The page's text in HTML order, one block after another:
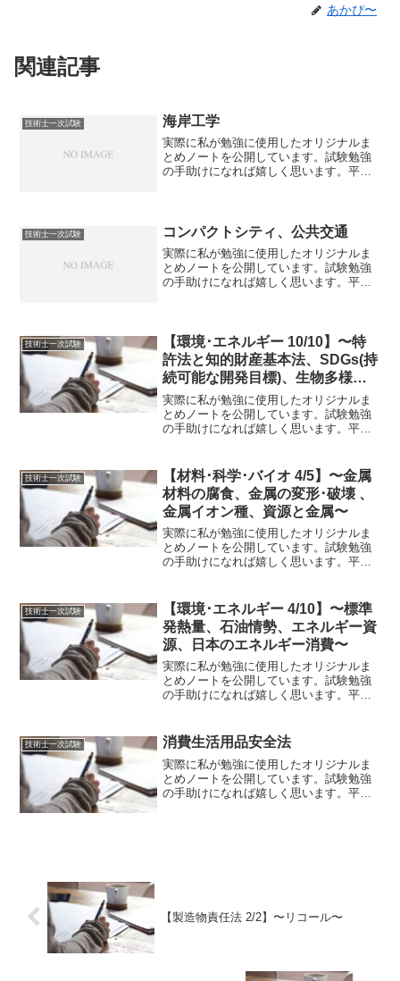
あかぴ〜
関連記事
技術士一次試験 海岸工学
実際に私が勉強に使用したオリジナルま
とめノートを公開しています。試験勉強
の手助けになれば嬉しく思います。平成
形を受けて、波高、波...
技術士一次試験 コンパクトシティ、公共交通
実際に私が勉強に使用したオリジナルま
とめノートを公開しています。試験勉強
の手助けになれば嬉しく思います。平成
化、スプロール化を抑...
技術士一次試験
【環境･エネルギー 10/10】〜特
許法と知的財産基本法、SDGs(持
続可能な開発目標)、生物多様性
の保全、パリ協定〜
実際に私が勉強に使用したオリジナルま
とめノートを公開しています。試験勉強
の手助けになれば嬉しく思います。平成
です。【特許法と知的財産基本法】〇特
許法において発明とは...
技術士一次試験
【材料･科学･バイオ 4/5】〜金属
材料の腐食、金属の変形･破壊 、
金属イオン種、資源と金属〜
実際に私が勉強に使用したオリジナルま
とめノートを公開しています。試験勉強
の手助けになれば嬉しく思います。平成
です。【金属材料の腐食】〇腐食とは、
化学反応による減耗す...
技術士一次試験
【環境･エネルギー 4/10】〜標準
発熱量、石油情勢、エネルギー資
源、日本のエネルギー消費〜
実際に私が勉強に使用したオリジナルま
とめノートを公開しています。試験勉強
の手助けになれば嬉しく思います。平成
です。【標準発熱量】資源エネルギー庁
総合エネルギー統計よ...
技術士一次試験 消費生活用品安全法
実際に私が勉強に使用したオリジナルま
とめノートを公開しています。試験勉強
の手助けになれば嬉しく思います。平成
【製造物責任法 2/2】〜リコール〜